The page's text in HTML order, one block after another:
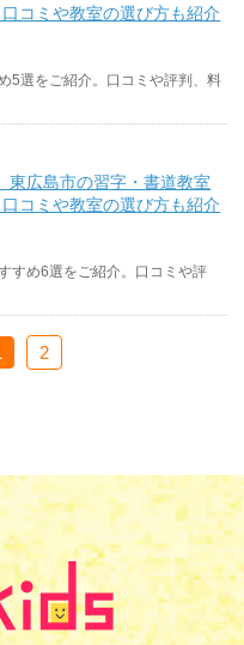
コミや教室の選び方も紹介
5選をご紹介。口コミや評判、料
東広島市の習字・書道教室
コミや教室の選び方も紹介
すめ6選をご紹介。口コミや評
2